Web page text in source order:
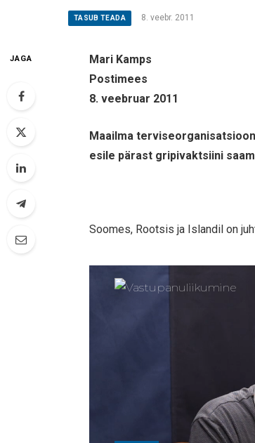
TASUB TEADA 8. veebr. 2011
JAGA
Mari Kamps
Postimees
8. veebruar 2011
Maailma
esile pärast gripivaktsiini
Soomes, Rootsis ja Islandil on